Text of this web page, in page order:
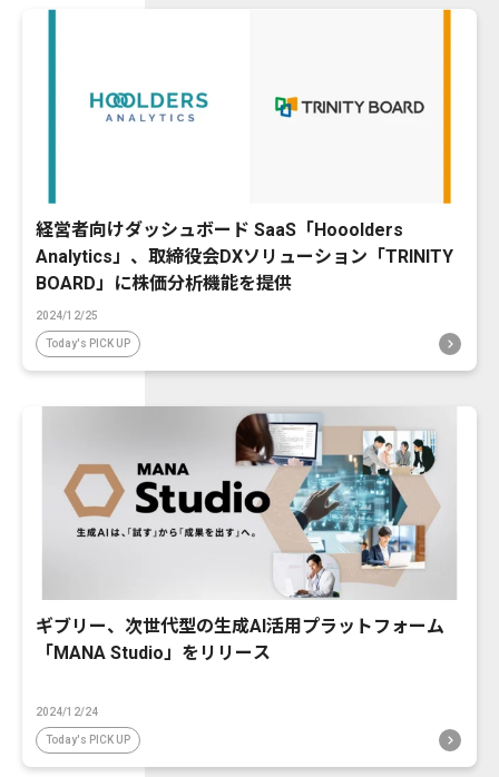
経営者向けダッシュボード SaaS「Hooolders
Analytics」、取締役会DXソリューション「TRINITY
BOARD」に株価分析機能を提供
2024/12/25
Today's PICK UP
ギブリー、次世代型の生成AI活用プラットフォーム
「MANA Studio」をリリース
2024/12/24
Today's PICK UP